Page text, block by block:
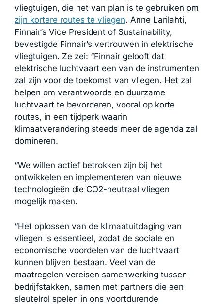
vliegtuigen, die het van plan is te gebruiken om
zijn kortere routes te vliegen. Anne Larilahti,
Finnair’s Vice President of Sustainability,
bevestigde Finnair’s vertrouwen in elektrische
vliegtuigen. Ze zei: “Finnair gelooft dat
elektrische luchtvaart een van de instrumenten
zal zijn voor de toekomst van vliegen. Het zal
helpen om verantwoorde en duurzame
luchtvaart te bevorderen, vooral op korte
routes, in een tijdperk waarin
klimaatverandering steeds meer de agenda zal
domineren.
“We willen actief betrokken zijn bij het
ontwikkelen en implementeren van nieuwe
technologieën die CO2-neutraal vliegen
mogelijk maken.
“Het oplossen van de klimaatuitdaging van
vliegen is essentieel, zodat de sociale en
economische voordelen van de luchtvaart
kunnen blijven bestaan. Veel van de
maatregelen vereisen samenwerking tussen
bedrijfstakken, samen met partners die een
sleutelrol spelen in ons voortdurende